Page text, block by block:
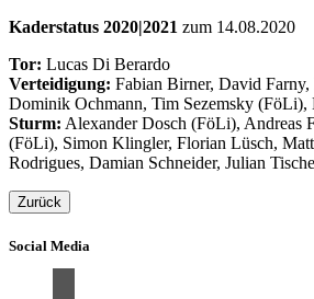
Kaderstatus 2020|2021 zum 14.08.2020
Tor: Lucas Di Berardo
Verteidigung: Fabian Birner, David
Dominik Ochmann, Tim Sezemsky (FöLi),
Sturm: Alexander Dosch (FöLi), Andreas
(FöLi), Simon Klingler, Florian Lüsch,
Rodrigues, Damian Schneider, Julian
Zurück
Social Media